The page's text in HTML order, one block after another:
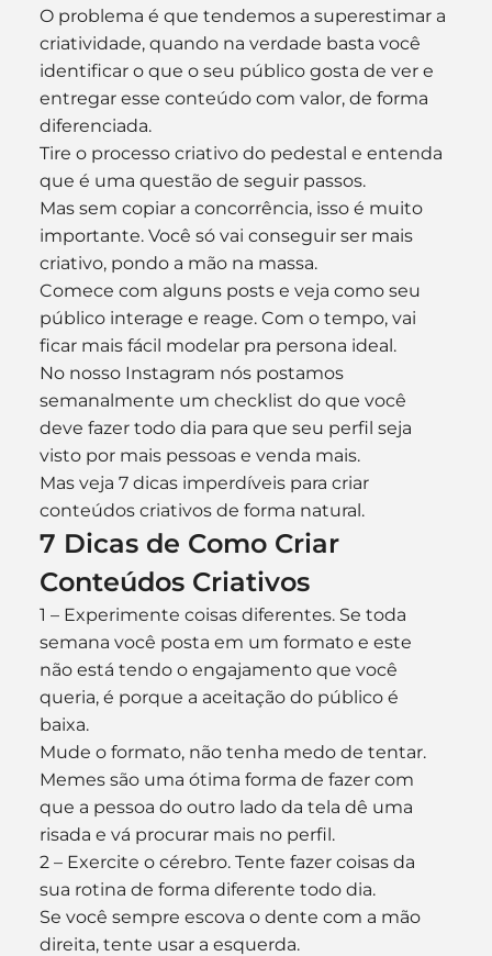
O problema é que tendemos a superestimar a
criatividade, quando na verdade basta você
identificar o que o seu público gosta de ver e
entregar esse conteúdo com valor, de forma
diferenciada.
Tire o processo criativo do pedestal e entenda
que é uma questão de seguir passos.
Mas sem copiar a concorrência, isso é muito
importante. Você só vai conseguir ser mais
criativo, pondo a mão na massa.
Comece com alguns posts e veja como seu
público interage e reage. Com o tempo, vai
ficar mais fácil modelar pra persona ideal.
No nosso Instagram nós postamos
semanalmente um checklist do que você
deve fazer todo dia para que seu perfil seja
visto por mais pessoas e venda mais.
Mas veja 7 dicas imperdíveis para criar
conteúdos criativos de forma natural.
7 Dicas de Como Criar
Conteúdos Criativos
1 – Experimente coisas diferentes. Se toda
semana você posta em um formato e este
não está tendo o engajamento que você
queria, é porque a aceitação do público é
baixa.
Mude o formato, não tenha medo de tentar.
Memes são uma ótima forma de fazer com
que a pessoa do outro lado da tela dê uma
risada e vá procurar mais no perfil.
2 – Exercite o cérebro. Tente fazer coisas da
sua rotina de forma diferente todo dia.
Se você sempre escova o dente com a mão
direita, tente usar a esquerda.